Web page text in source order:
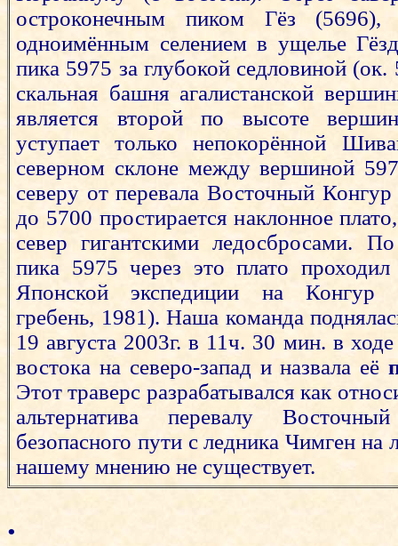
остроконечным пиком Гёз
одноимённым селением в ущелье
пика 5975 за глубокой седловиной
скальная башня агалистанской
является второй по высоте
уступает только непокорённой
северном склоне между вершиной
северу от перевала Восточный
до 5700 простирается наклонное
север гигантскими ледосбросами.
пика 5975 через это плато проходил
Японской экспедиции на Конгур
гребень, 1981). Наша команда
19 августа 2003г. в 11ч. 30 мин. в
востока на северо-запад и назвала её
Этот траверс разрабатывался как
альтернатива перевалу
безопасного пути с ледника Чимген на
нашему мнению не существует.
.